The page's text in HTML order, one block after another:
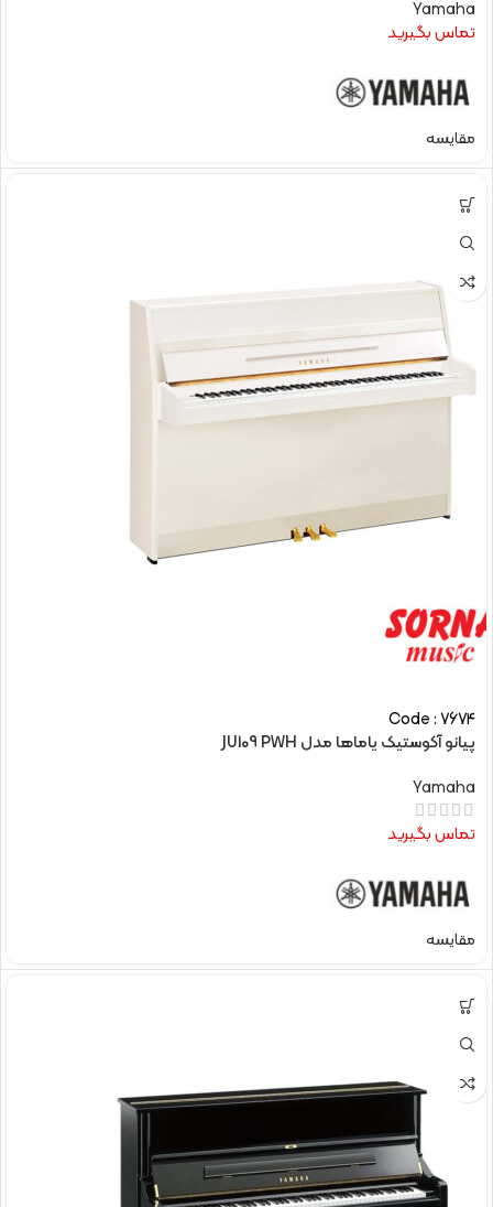
Yamaha
تماس بگیرید
مقایسه
Code : 7674
پیانو آکوستیک یاماها مدل JU109 PWH
Yamaha
تماس بگیرید
مقایسه